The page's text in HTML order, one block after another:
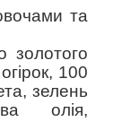
та
золотого
100
зелень
олія,